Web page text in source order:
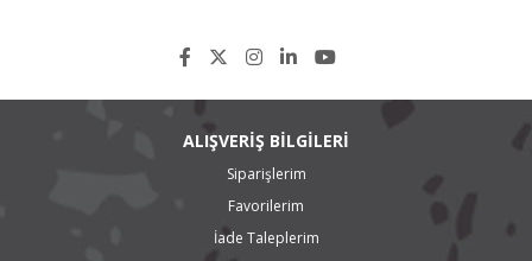
aletleridir. Güçlü darbe sistemleri ile beton vb sert yüzeylere uygulanacak
vidaları sabitlemede büyük kolaylık sağlarlar.
seçilmelidir. Profesyonel amaçlı kullanımda daha güçlü motora sahip
modeller seçilmeli ve birden fazla akü bulundurmalıdır.
Einhell akülü vidalama ve matkap modelleri;
Einhell Darbeli Matkap TE-ID 1050 CE, Einhell Darbeli Matkap Seti TC-ID 1000
E Kit, Einhell Darbeli Matkap TC-ID 650 E, Einhell Darbeli Matkap TC-ID 550
E, Einhell Darbeli Matkap TC-ID 720 E, Einhell Darbeli Matkap TC-ID 1000 Kit,
Einhell Darbeli Matkap TC-ID 710 E, Einhell Darbeli Matkap TC-ID 1000 E
ALIŞVERİŞ BİLGİLERİ
Siparişlerim
Favorilerim
İade Taleplerim